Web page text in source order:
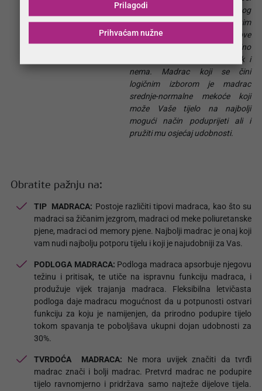
do hrkanja i eventualnog
uznemiravanja partnera tim
nezgodnim zvukom. Kod ove
vrste spavanja jastuk je poželjno
da bude tanak ili da ga čak i
nema. Madrac koji se čini
logičnim izborom je madrac
srednje-normalne mekoće koji
može Vaše tijelo na najbolji
mogući način poduprijeti ali i
pružiti mu osjećaj udobnosti.
Obratite pažnju na:
TIP MADRACA: Postoje različiti tipovi madraca, kao što su
madraci sa žičanim jezgrom, madraci od meke poliuretanske
pjene, madraci od memory pjene. Najbolji madrac je onaj koji
vam nudi najbolju potporu tijelu i koji je najudobniji za Vas.
PODLOGA MADRACA: Podloga madraca apsorbuje njegovu
težinu i pritisak, te utiče na ispravnu funkciju madraca, i
produžuje vijek trajanja madraca. Fleksibilna letvičasta
podloga daje madracu mogućnost da u potpunosti ostvari
funkciju za koju je namijenjen, da prirodno podupire tijelo
tokom spavanja te poboljšava ukupni dojan udobnosti za
30%.
TVRDOĆA MADRACA: Ne mora uvijek značiti da tvrđi
madrac znači i bolji madrac. Pretvrd madrac ne podupire
tijelo ravnomjerno i pridržava samo najteže dijelove tijela.
Prihvaćam nužne
Prilagodi